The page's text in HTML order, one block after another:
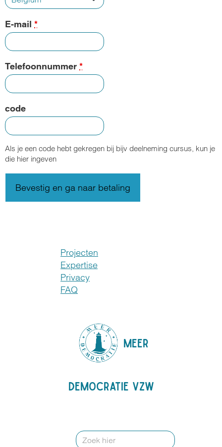
E-mail *
Telefoonnummer *
code
Als je een code hebt gekregen bij bijv deelneming cursus, kun je
die hier ingeven
Projecten
Expertise
Privacy
FAQ
MEER
DEMOCRATIE VZW
Zoeken